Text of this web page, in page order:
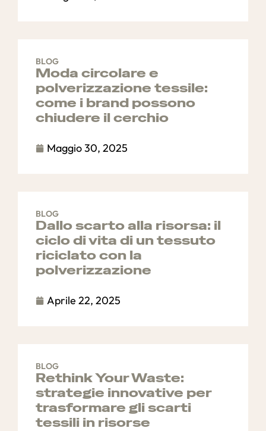
BLOG
Moda circolare e
polverizzazione tessile:
come i brand possono
chiudere il cerchio
Maggio 30, 2025
BLOG
Dallo scarto alla risorsa: il
ciclo di vita di un tessuto
riciclato con la
polverizzazione
Aprile 22, 2025
BLOG
Rethink Your Waste:
strategie innovative per
trasformare gli scarti
tessili in risorse